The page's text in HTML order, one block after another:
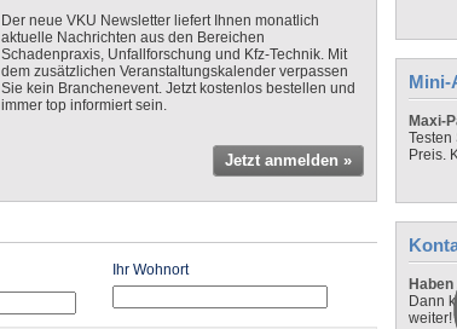
Der neue VKU Newsletter liefert Ihnen monatlich
aktuelle Nachrichten aus den Bereichen
Schadenpraxis, Unfallforschung und Kfz-Technik. Mit
dem zusätzlichen Veranstaltungskalender verpassen
Sie kein Branchenevent. Jetzt kostenlos bestellen und
immer top informiert sein.
Jetzt anmelden »
Ihr Wohnort
Mini-
Maxi-
Testen
Preis.
Dann
weiter!